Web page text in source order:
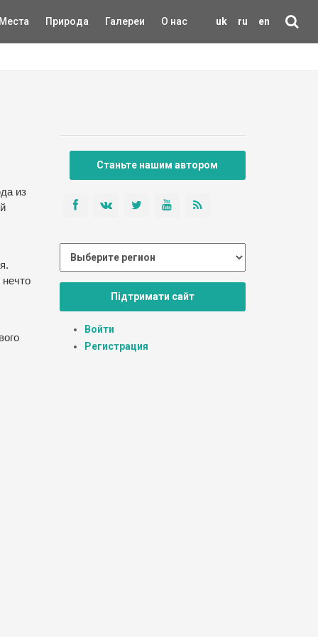
uk ru en
Места Природа Галереи О нас
из
Станьте нашим автором
Підтримати сайт
Войти
Регистрация